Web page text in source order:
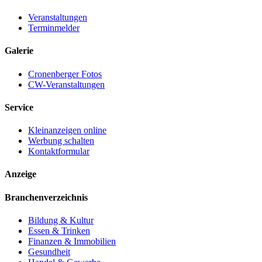
Veranstaltungen
Terminmelder
Galerie
Cronenberger Fotos
CW-Veranstaltungen
Service
Kleinanzeigen online
Werbung schalten
Kontaktformular
Anzeige
Branchenverzeichnis
Bildung & Kultur
Essen & Trinken
Finanzen & Immobilien
Gesundheit